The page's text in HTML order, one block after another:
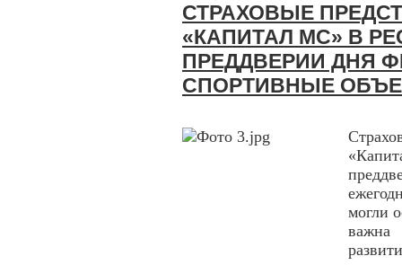
СТРАХОВЫЕ
«КАПИТАЛ МС» В
ПРЕДДВЕРИИ ДНЯ
СПОРТИВНЫЕ
могли
важна